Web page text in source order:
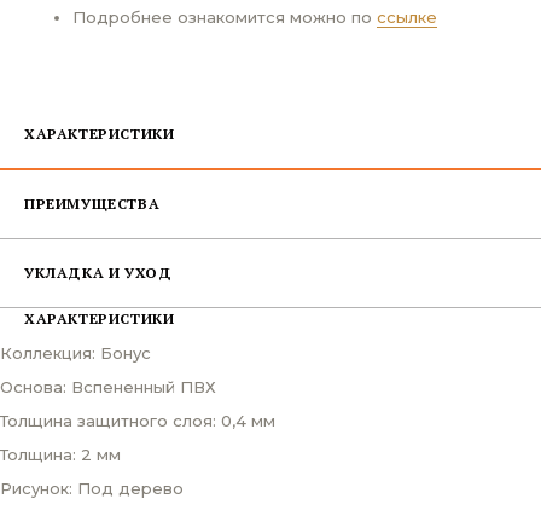
Подробнее ознакомится можно по ссылке
ХАРАКТЕРИСТИКИ
ПРЕИМУЩЕСТВА
УКЛАДКА И УХОД
ХАРАКТЕРИСТИКИ
Коллекция: Бонус
Основа: Вспененный ПВХ
Толщина защитного слоя: 0,4 мм
Толщина: 2 мм
Рисунок: Под дерево